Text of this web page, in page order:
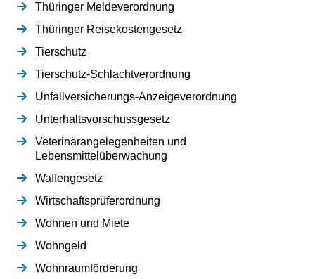
Thüringer Meldeverordnung
Thüringer Reisekostengesetz
Tierschutz
Tierschutz-Schlachtverordnung
Unfallversicherungs-Anzeigeverordnung
Unterhaltsvorschussgesetz
Veterinärangelegenheiten und
Lebensmittelüberwachung
Waffengesetz
Wirtschaftsprüferordnung
Wohnen und Miete
Wohngeld
Wohnraumförderung